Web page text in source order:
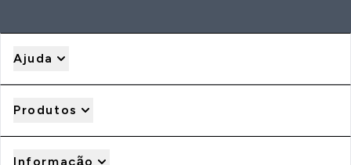
Ajuda
Produtos
Informação